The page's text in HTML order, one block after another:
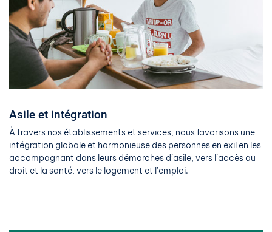
Asile et intégration
À travers nos établissements et services, nous favorisons une
intégration globale et harmonieuse des personnes en exil en les
accompagnant dans leurs démarches d’asile, vers l’accès au
droit et la santé, vers le logement et l’emploi.